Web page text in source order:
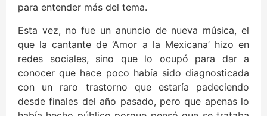
para entender más del tema.
Esta vez, no fue un anuncio de nueva música, el
que la cantante de ‘Amor a la Mexicana’ hizo en
redes sociales, sino que lo ocupó para dar a
conocer que hace poco había sido diagnosticada
con un raro trastorno que estaría padeciendo
desde finales del año pasado, pero que apenas lo